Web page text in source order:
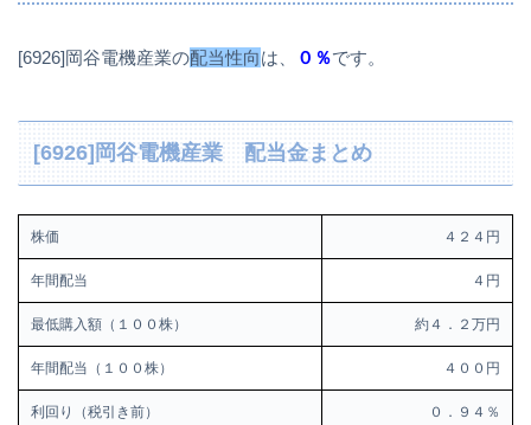
[6926]岡谷電機産業の配当性向は、 ０％です。
[6926]岡谷電機産業 配当金まとめ
株価 ４２４円
年間配当 ４円
最低購入額（１００株） 約４．２万円
年間配当（１００株） ４００円
利回り（税引き前） ０．９４％